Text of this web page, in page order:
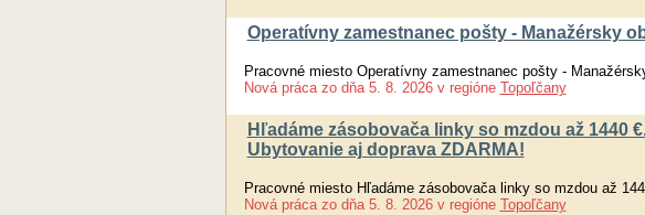
Operatívny zamestnanec pošty - Manažérsky
Pracovné miesto Operatívny zamestnanec pošty -
Nová práca zo dňa 5. 8. 2026 v regióne Topoľčany
Hľadáme zásobovača linky so mzdou až 1440
Ubytovanie aj doprava ZDARMA!
Pracovné miesto Hľadáme zásobovača linky so mzdou až
Nová práca zo dňa 5. 8. 2026 v regióne Topoľčany